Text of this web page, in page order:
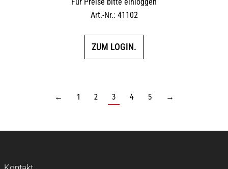
Art.-Nr.: 41102
ZUM LOGIN.
← 1 2 3 4 5 →